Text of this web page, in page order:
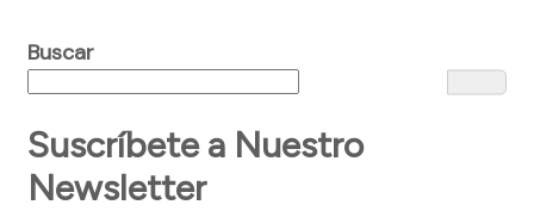
Buscar
Suscríbete a Nuestro
Newsletter